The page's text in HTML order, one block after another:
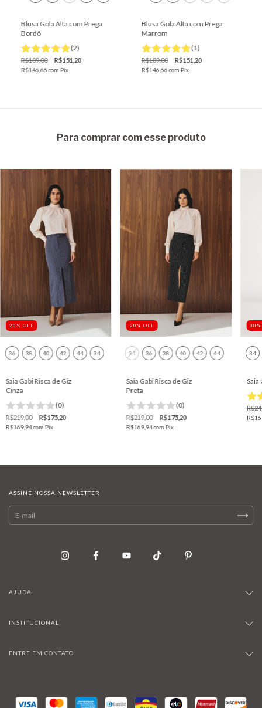
Blusa Gola Alta com Prega
Bordô
(2)
R$189,00 R$151,20
R$146,66com Pix
Blusa Gola Alta com Prega
Marrom
(1)
R$189,00 R$151,20
R$146,66com Pix
Para comprar com esse produto
20 % OFF
36 38 40 42 44 34
Saia Gabi Risca de Giz
Cinza
(0)
R$219,00 R$175,20
R$169,94com Pix
20 % OFF
34 36 38 40 42 44
Saia Gabi Risca de Giz
Preta
(0)
R$219,00 R$175,20
R$169,94com Pix
30
34
Saia
ASSINE NOSSA NEWSLETTER
AJUDA
INSTITUCIONAL
ENTRE EM CONTATO